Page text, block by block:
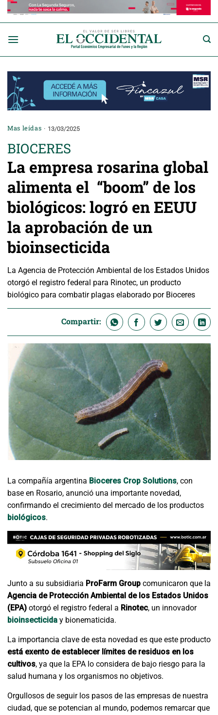
Saltar
Mas leídas 13/03/2025
BIOCERES
La empresa rosarina global
alimenta el “boom” de los
biológicos: logró en EEUU
la aprobación de un
bioinsecticida
La Agencia de Protección Ambiental de los Estados Unidos
otorgó el registro federal para Rinotec, un producto
biológico para combatir plagas elaborado por Bioceres
Compartir:
La compañía argentina Bioceres Crop Solutions, con
base en Rosario, anunció una importante novedad,
confirmando el crecimiento del mercado de los productos
biológicos.
Junto a su subsidiaria ProFarm Group comunicaron que la
Agencia de Protección Ambiental de los Estados Unidos
(EPA) otorgó el registro federal a Rinotec, un innovador
bioinsecticida y bionematicida.
La importancia clave de esta novedad es que este producto
está exento de establecer límites de residuos en los
cultivos, ya que la EPA lo considera de bajo riesgo para la
salud humana y los organismos no objetivos.
Orgullosos de seguir los pasos de las empresas de nuestra
ciudad, que se potencian al mundo, podemos remarcar que